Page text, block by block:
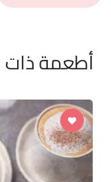
أطعمة